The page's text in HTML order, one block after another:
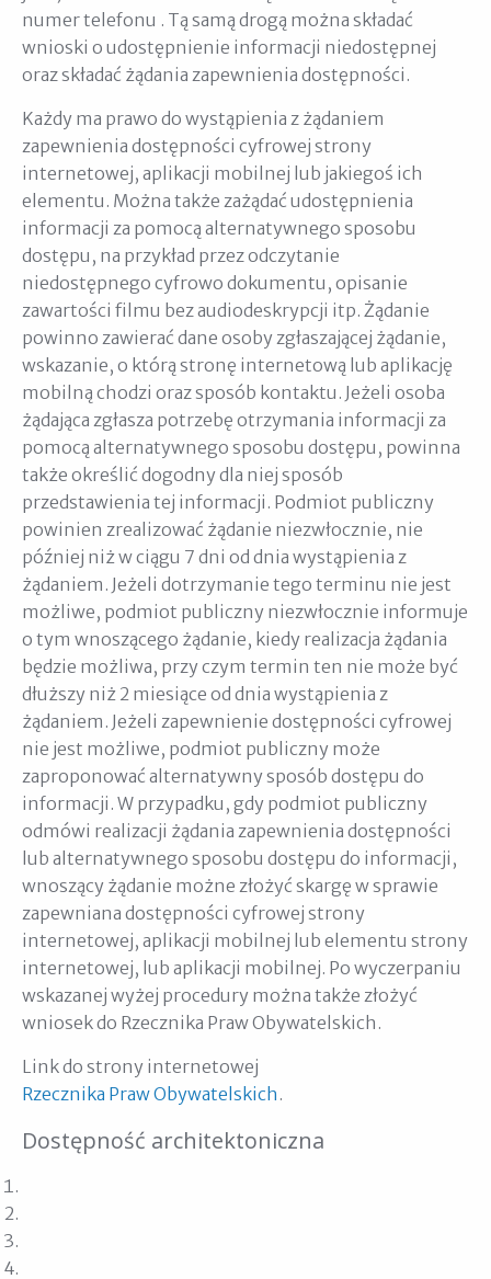
numer telefonu . Tą samą drogą można składać
wnioski o udostępnienie informacji niedostępnej
oraz składać żądania zapewnienia dostępności.
Każdy ma prawo do wystąpienia z żądaniem
zapewnienia dostępności cyfrowej strony
internetowej, aplikacji mobilnej lub jakiegoś ich
elementu. Można także zażądać udostępnienia
informacji za pomocą alternatywnego sposobu
dostępu, na przykład przez odczytanie
niedostępnego cyfrowo dokumentu, opisanie
zawartości filmu bez audiodeskrypcji itp. Żądanie
powinno zawierać dane osoby zgłaszającej żądanie,
wskazanie, o którą stronę internetową lub aplikację
mobilną chodzi oraz sposób kontaktu. Jeżeli osoba
żądająca zgłasza potrzebę otrzymania informacji za
pomocą alternatywnego sposobu dostępu, powinna
także określić dogodny dla niej sposób
przedstawienia tej informacji. Podmiot publiczny
powinien zrealizować żądanie niezwłocznie, nie
później niż w ciągu 7 dni od dnia wystąpienia z
żądaniem. Jeżeli dotrzymanie tego terminu nie jest
możliwe, podmiot publiczny niezwłocznie informuje
o tym wnoszącego żądanie, kiedy realizacja żądania
będzie możliwa, przy czym termin ten nie może być
dłuższy niż 2 miesiące od dnia wystąpienia z
żądaniem. Jeżeli zapewnienie dostępności cyfrowej
nie jest możliwe, podmiot publiczny może
zaproponować alternatywny sposób dostępu do
informacji. W przypadku, gdy podmiot publiczny
odmówi realizacji żądania zapewnienia dostępności
lub alternatywnego sposobu dostępu do informacji,
wnoszący żądanie możne złożyć skargę w sprawie
zapewniana dostępności cyfrowej strony
internetowej, aplikacji mobilnej lub elementu strony
internetowej, lub aplikacji mobilnej. Po wyczerpaniu
wskazanej wyżej procedury można także złożyć
wniosek do Rzecznika Praw Obywatelskich.
Link do strony internetowej
Rzecznika Praw Obywatelskich .
Dostępność architektoniczna